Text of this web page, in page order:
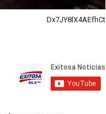
Dx7JY8lX4AEfhCt